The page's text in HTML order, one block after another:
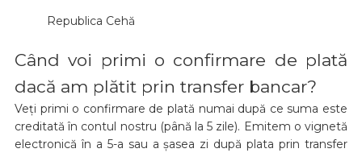
Republica Cehă
Când voi primi o confirmare de plată
dacă am plătit prin transfer bancar?
Veți primi o confirmare de plată numai după ce suma este
creditată în contul nostru (până la 5 zile). Emitem o vignetă
electronică în a 5-a sau a șasea zi după plata prin transfer